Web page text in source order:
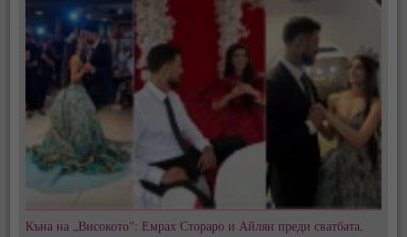
Къна на „Високото": Емрах Стораро и Айлян преди сватбата,